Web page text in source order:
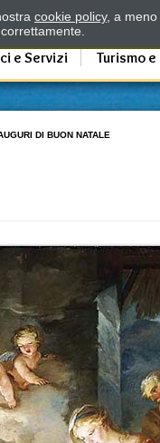
e Servizi Turismo
DI BUON NATALE
cookie policy, a meno